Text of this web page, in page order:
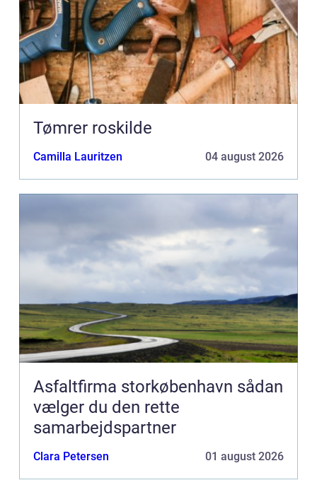
Tømrer roskilde
Camilla Lauritzen 04 august 2026
Asfaltfirma storkøbenhavn sådan
vælger du den rette
samarbejdspartner
Clara Petersen 01 august 2026